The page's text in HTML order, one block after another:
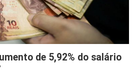
de 5,92% do salário